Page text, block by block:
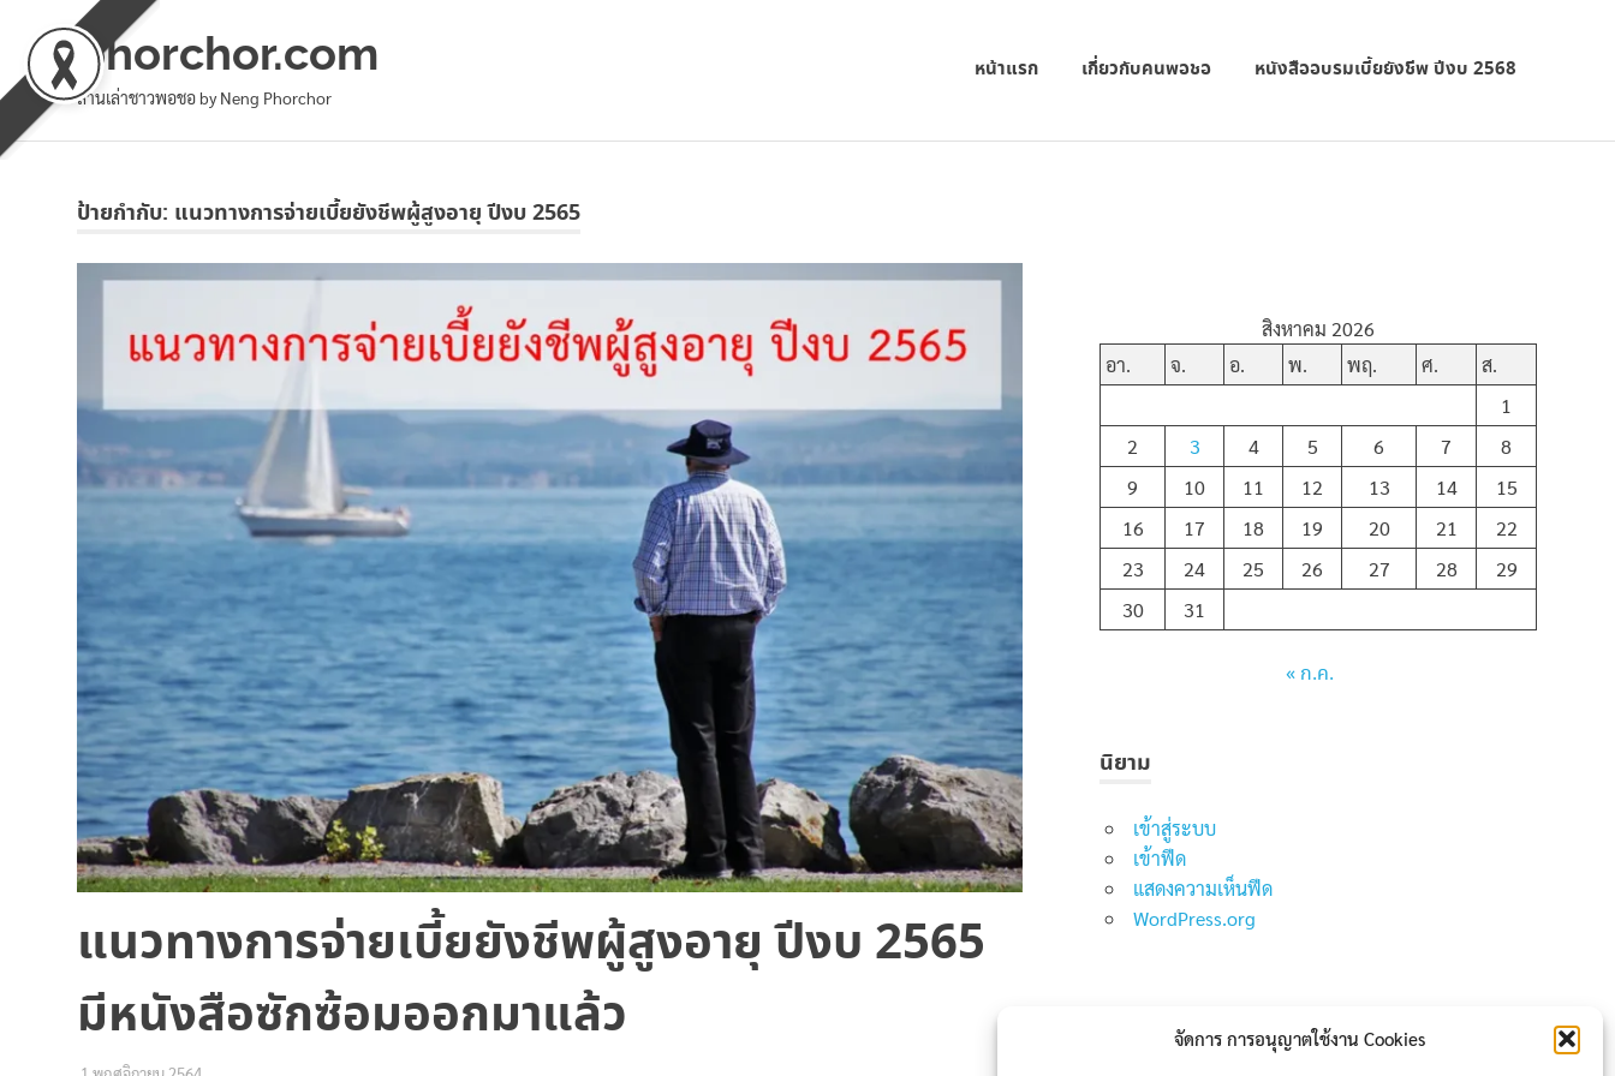
จัดการ การอนุญาตใช้งาน Cookies
Skip
phorchor.com
ล้านเล่าชาวพอชอ by Neng Phorchor
หน้าแรก เกี่ยวกับคนพอชอ หนังสืออบรมเบี้ยยังชีพ ปีงบ 2568
ป้ายกำกับ: แนวทางการจ่ายเบี้ยยังชีพผู้สูงอายุ ปีงบ 2565
แนวทางการจ่ายเบี้ยยังชีพผู้สูงอายุ ปีงบ 2565
มีหนังสือซักซ้อมออกมาแล้ว
สิงหาคม 2026
อา.
จ. อ. พ. พฤ. ศ.
ส.
1
2
3 4 5 6 7
8
9
10 11 12 13 14
15
16
17 18 19 20 21
22
23
24 25 26 27 28
29
30
31
« ก.ค.
นิยาม
เข้าสู่ระบบ
เข้าฟีด
แสดงความเห็นฟีด
WordPress.org